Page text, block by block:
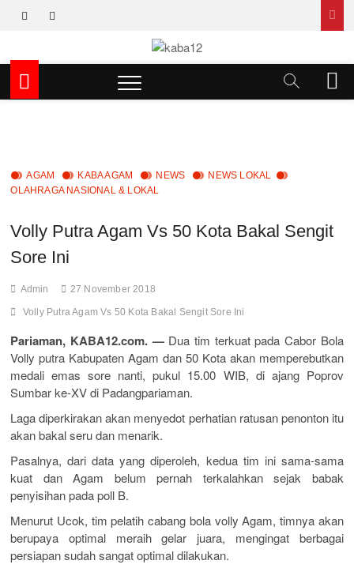
facebookinstagram
kaba12
MEDIA INSPIRASI MASA KINI
M
e
n
AGAM KABA AGAM NEWS
NEWS LOKAL
OLAHRAGA NASIONAL & LOKAL
Volly Putra Agam Vs 50 Kota Bakal Sengit
Sore Ini
Admin 27 November 2018
Volly Putra Agam Vs 50 Kota Bakal Sengit Sore Ini
Pariaman, KABA12.com. — Dua tim terkuat pada Cabor Bola
Volly putra Kabupaten Agam dan 50 Kota akan memperebutkan
medali emas sore nanti, pukul 15.00 WIB, di ajang Poprov
Sumbar ke-XV di Padangpariaman.
Laga diperkirakan akan menyedot perhatian ratusan penonton itu
akan bakal seru dan menarik.
Pasalnya, dari data yang diperoleh, kedua tim ini sama-sama
kuat dan Agam belum pernah terkalahkan sejak babak
penyisihan pada poll B.
Menurut Ucok, tim pelatih cabang bola volly Agam, timnya akan
berupaya optimal meraih gelar juara, mengingat berbagai
persiapan sudah sangat optimal dilakukan.